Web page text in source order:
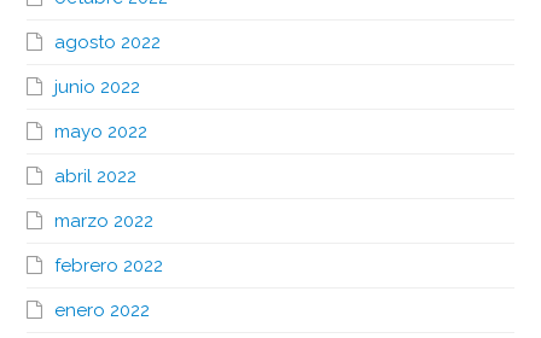
agosto 2022
junio 2022
mayo 2022
abril 2022
marzo 2022
febrero 2022
enero 2022